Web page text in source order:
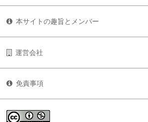
本サイトの趣旨とメンバー
運営会社
免責事項